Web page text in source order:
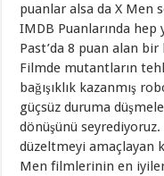
puanlar alsa da X Men
IMDB Puanlarında hep
Past’da 8 puan alan bir
Filmde mutantların
bağışıklık kazanmış
güçsüz duruma
dönüşünü
düzeltmeyi amaçlayan
Men filmlerinin en